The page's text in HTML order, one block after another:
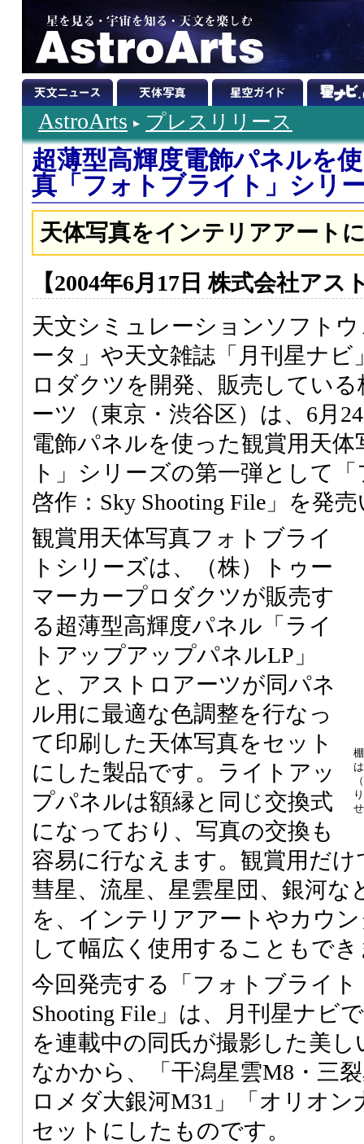
AstroArts プレスリリース
超薄型高輝度電飾パネルを
真「フォトブライト」シリ
天体写真をインテリアアート
【2004年6月17日 株式会社アス
天文シミュレーションソフト
ータ」や天文雑誌「月刊星ナビ
ロダクツを開発、販売してい
ーツ（東京・渋谷区）は、6月
電飾パネルを使った観賞用天
ト」シリーズの第一弾として
啓作：Sky Shooting File」を発
観賞用天体写真フォトブライ
トシリーズは、（株）トゥー
マーカープロダクツが販売す
る超薄型高輝度パネル「ライ
トアップアップパネルLP」
と、アストロアーツが同パネ
ル用に最適な色調整を行なっ
て印刷した天体写真をセット
にした製品です。ライトアッ
プパネルは額縁と同じ交換式
になっており、写真の交換も
容易に行なえます。観賞用だ
彗星、流星、星雲星団、銀河な
を、インテリアアートやカウ
して幅広く使用することもで
今回発売する「フォトブライト
Shooting File」は、月刊星ナビ
を連載中の同氏が撮影した美
なかから、「干潟星雲M8・三
ロメダ大銀河M31」「オリオン
セットにしたものです。